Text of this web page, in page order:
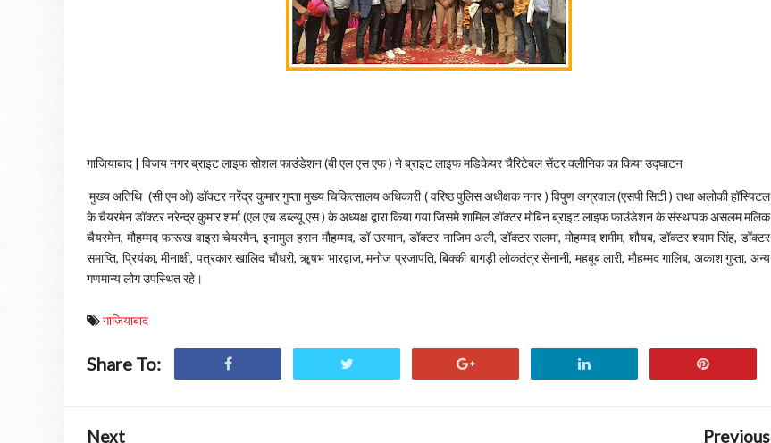
गाजियाबाद | विजय नगर ब्राइट लाइफ सोशल फाउंडेशन (बी एल एस एफ ) ने ब्राइट लाइफ मडिकेयर चैरिटेबल सेंटर क्लीनिक का किया उद्घाटन
मुख्य अतिथि (सी एम ओ) डॉक्टर नरेंद्र कुमार गुप्ता मुख्य चिकित्सालय अधिकारी ( वरिष्ठ पुलिस अधीक्षक नगर ) विपुण अग्रवाल (एसपी सिटी ) तथा अलोकी हॉस्पिटल
के चैयरमेन डॉक्टर नरेन्द्र कुमार शर्मा (एल एच डब्ल्यू एस ) के अध्यक्ष द्वारा किया गया जिसमे शामिल डॉक्टर मोबिन ब्राइट लाइफ फाउंडेशन के संस्थापक असलम मलिक
चैयरमेन, मौहम्मद फारूख वाइस चेयरमैन, इनामुल हसन मौहम्मद, डॉ उस्मान, डॉक्टर नाजिम अली, डॉक्टर सलमा, मोहम्मद शमीम, शौयब, डॉक्टर श्याम सिंह, डॉक्टर
समाप्ति, प्रियंका, मीनाक्षी, पत्रकार खालिद चौधरी, ॠषभ भारद्वाज, मनोज प्रजापति, बिक्की बागड़ी लोकतंत्र सेनानी, महबूब लारी, मौहम्मद गालिब, अकाश गुप्ता, अन्य
गणमान्य लोग उपस्थित रहे।
गाजियाबाद
Share To:
Next Previous